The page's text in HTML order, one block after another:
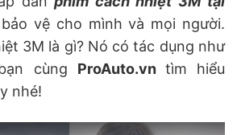
vệ cho mình và mọi người.
3M là gì? Nó có tác dụng như
cùng ProAuto.vn tìm hiểu
nhé!